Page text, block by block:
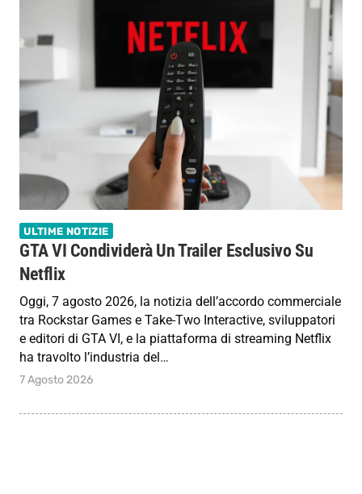
ULTIME NOTIZIE
GTA VI Condividerà Un Trailer Esclusivo Su
Netflix
Oggi, 7 agosto 2026, la notizia dell’accordo commerciale
tra Rockstar Games e Take-Two Interactive, sviluppatori
e editori di GTA VI, e la piattaforma di streaming Netflix
ha travolto l’industria del…
7 Agosto 2026